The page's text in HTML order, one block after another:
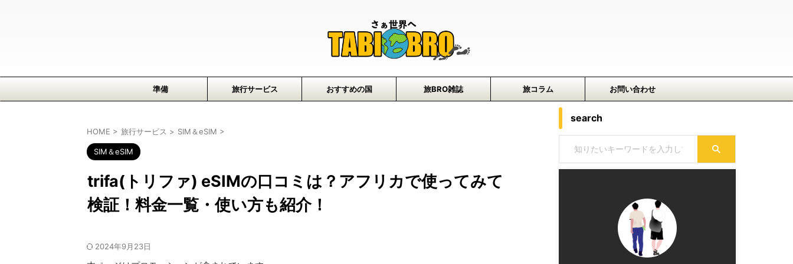
準備 旅行サービス おすすめの国 旅BRO雑誌 旅コラム お問い合わせ
HOME > 旅行サービス > SIM＆eSIM >
SIM＆eSIM
trifa(トリファ) eSIMの口コミは？アフリカで使ってみて
検証！料金一覧・使い方も紹介！
2024年9月23日
search